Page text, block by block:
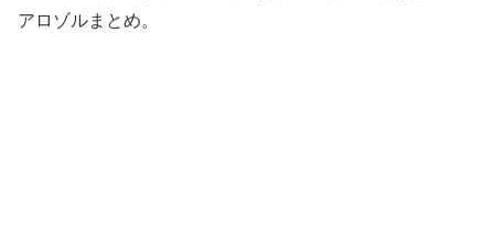
アロゾルまとめ。